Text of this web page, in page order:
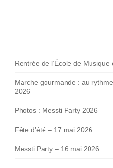
Rentrée de l’École de
Marche gourmande : au
2026
Photos : Messti Party 2026
Fête d’été – 17 mai 2026
Messti Party – 16 mai 2026